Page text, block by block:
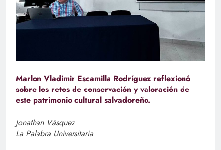
Marlon Vladimir Escamilla Rodríguez reflexionó
sobre los retos de conservación y valoración de
este patrimonio cultural salvadoreño.
Jonathan Vásquez
La Palabra Universitaria